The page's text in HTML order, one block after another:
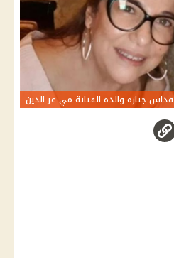
قداس جنازة والدة الفنانة مي عز الدين